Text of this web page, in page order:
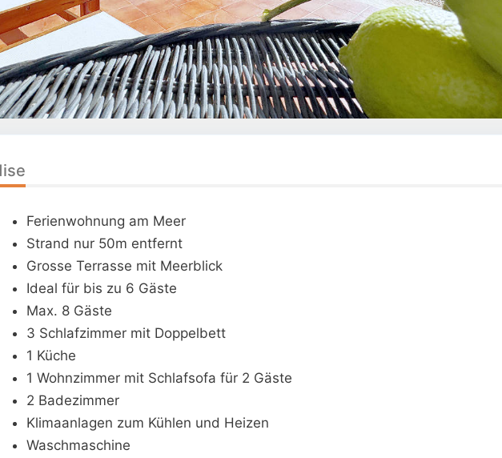
Ferienwohnung am Meer
Strand nur 50m entfernt
Grosse Terrasse mit Meerblick
Ideal für bis zu 6 Gäste
Max. 8 Gäste
3 Schlafzimmer mit Doppelbett
1 Küche
1 Wohnzimmer mit Schlafsofa für 2 Gäste
2 Badezimmer
Klimaanlagen zum Kühlen und Heizen
Waschmaschine